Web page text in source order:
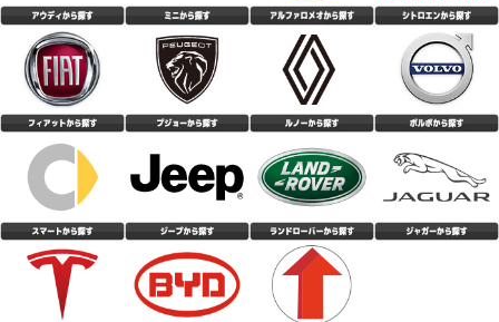
MAXTREK MAXIMUS M2 205/60R16 92V
値段の割には、良いタイヤだと思います。 思った以上に静粛性は高いと思
います。 ウェット性能に関しては、5.0点としていますが、正直まだ大雨に
は当たっていない為分かりません笑
ぷくたんさん
MINERVA 209 165/55R15 75H
以前はナンカンタイヤを使用していたが、値段高騰によりこのタイヤにしま
した。 約3年で4万キロ超走ってますが、まだまだスリップまでサインが出
るまではもう少し走れそうです。 残念なところは、2年でタイヤの接地面外
側辺りからヒビが入り出したことです。 昨今の真夏の高温に紫外線量なら
仕方ないのかなと… ちなみにタイヤ側面は紫外線ガードのスプレーを塗布
しているので全然大丈夫でした。
ENVOY MOTIVA UHP 255/35R20 97Y XL
装着して100キロ程走行しました。静粛性、乗り心地、ハンドリング性能も
想像以上に良かったです。4本購入し今回はフロントに245/35r20、リアに
255/35r20を履かせました。またサイドウォール骨格も2プライで、かなり
コスパは高いように感じます。
(4.50点)ノボルくんさん